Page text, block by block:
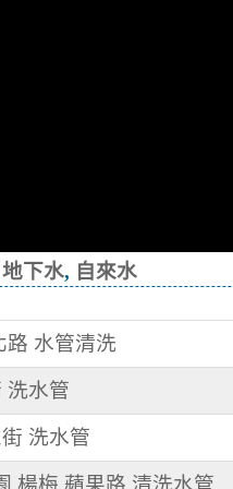
地下水, 自來水
路 水管清洗
洗水管
洗水管
楊梅 蘋果路 清洗水管